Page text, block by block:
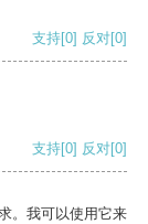
支持[0] 反对[0]
支持[0] 反对[0]
。我可以使用它来